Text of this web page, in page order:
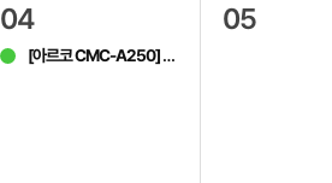
04
[아르코 CMC-A250] 모바일 라이브
05